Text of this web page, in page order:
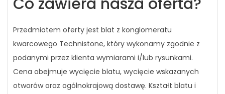
Przedmiotem oferty jest blat z konglomeratu
kwarcowego Technistone, który wykonamy zgodnie z
podanymi przez klienta wymiarami i/lub rysunkami.
Cena obejmuje wycięcie blatu, wycięcie wskazanych
otworów oraz ogólnokrajową dostawę. Kształt blatu i